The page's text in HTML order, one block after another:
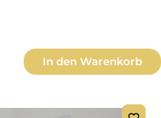
den gewünschten
In den Warenkorb